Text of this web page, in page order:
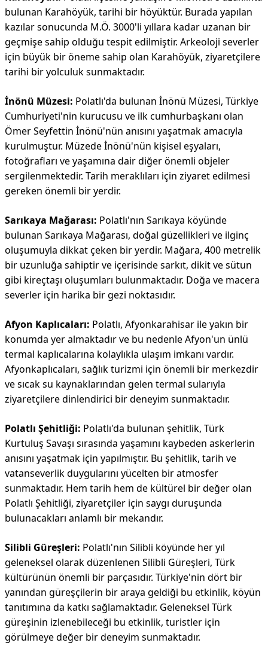
bulunan Karahöyük, tarihi bir höyüktür. Burada yapılan
kazılar sonucunda M.Ö. 3000'li yıllara kadar uzanan bir
geçmişe sahip olduğu tespit edilmiştir. Arkeoloji severler
için büyük bir öneme sahip olan Karahöyük, ziyaretçilere
tarihi bir yolculuk sunmaktadır.
İnönü Müzesi: Polatlı'da bulunan İnönü Müzesi, Türkiye
Cumhuriyeti'nin kurucusu ve ilk cumhurbaşkanı olan
Ömer Seyfettin İnönü'nün anısını yaşatmak amacıyla
kurulmuştur. Müzede İnönü'nün kişisel eşyaları,
fotoğrafları ve yaşamına dair diğer önemli objeler
sergilenmektedir. Tarih meraklıları için ziyaret edilmesi
gereken önemli bir yerdir.
Sarıkaya Mağarası: Polatlı'nın Sarıkaya köyünde
bulunan Sarıkaya Mağarası, doğal güzellikleri ve ilginç
oluşumuyla dikkat çeken bir yerdir. Mağara, 400 metrelik
bir uzunluğa sahiptir ve içerisinde sarkıt, dikit ve sütun
gibi kireçtaşı oluşumları bulunmaktadır. Doğa ve macera
severler için harika bir gezi noktasıdır.
Afyon Kaplıcaları: Polatlı, Afyonkarahisar ile yakın bir
konumda yer almaktadır ve bu nedenle Afyon'un ünlü
termal kaplıcalarına kolaylıkla ulaşım imkanı vardır.
Afyonkaplıcaları, sağlık turizmi için önemli bir merkezdir
ve sıcak su kaynaklarından gelen termal sularıyla
ziyaretçilere dinlendirici bir deneyim sunmaktadır.
Polatlı Şehitliği: Polatlı'da bulunan şehitlik, Türk
Kurtuluş Savaşı sırasında yaşamını kaybeden askerlerin
anısını yaşatmak için yapılmıştır. Bu şehitlik, tarih ve
vatanseverlik duygularını yücelten bir atmosfer
sunmaktadır. Hem tarih hem de kültürel bir değer olan
Polatlı Şehitliği, ziyaretçiler için saygı duruşunda
bulunacakları anlamlı bir mekandır.
Silibli Güreşleri: Polatlı'nın Silibli köyünde her yıl
geleneksel olarak düzenlenen Silibli Güreşleri, Türk
kültürünün önemli bir parçasıdır. Türkiye'nin dört bir
yanından güreşçilerin bir araya geldiği bu etkinlik, köyün
tanıtımına da katkı sağlamaktadır. Geleneksel Türk
güreşinin izlenebileceği bu etkinlik, turistler için
görülmeye değer bir deneyim sunmaktadır.